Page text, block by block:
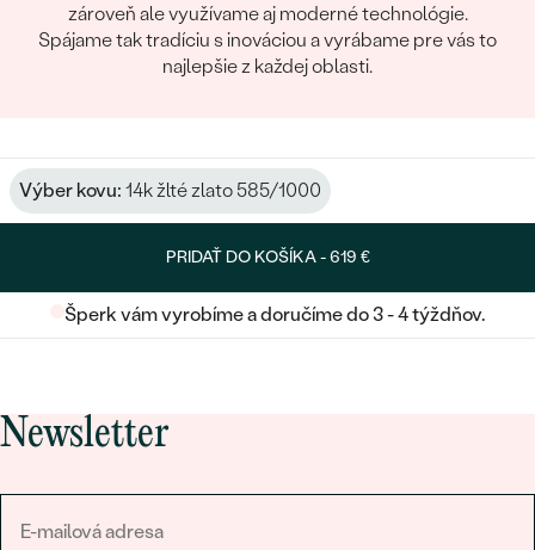
zároveň ale využívame aj moderné technológie.
Spájame tak tradíciu s inováciou a vyrábame pre vás to
najlepšie z každej oblasti.
Výber kovu: 14k žlté zlato 585/1000
PRIDAŤ DO KOŠÍKA -619 €
Šperk vám vyrobíme a doručíme do 3 - 4 týždňov.
Newsletter